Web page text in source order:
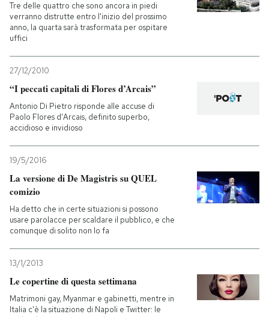
Tre delle quattro che sono ancora in piedi
verranno distrutte entro l'inizio del prossimo
anno, la quarta sarà trasformata per ospitare
uffici
27/12/2010
“I peccati capitali di Flores d’Arcais”
Antonio Di Pietro risponde alle accuse di
Paolo Flores d'Arcais, definito superbo,
accidioso e invidioso
19/5/2016
La versione di De Magistris su QUEL
comizio
Ha detto che in certe situazioni si possono
usare parolacce per scaldare il pubblico, e che
comunque di solito non lo fa
13/1/2013
Le copertine di questa settimana
Matrimoni gay, Myanmar e gabinetti, mentre in
Italia c'è la situazione di Napoli e Twitter: le